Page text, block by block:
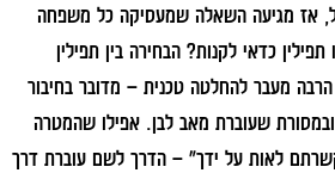
אז מגיעה השאלה שמעסיקה כל משפחה
תפילין כדאי לקנות? הבחירה בין תפילין
מעבר להחלטה טכנית – מדובר בחיבור
שעוברת מאב לבן. אפילו שהמטרה
לאות על ידך" – הדרך לשם עוברת דרך